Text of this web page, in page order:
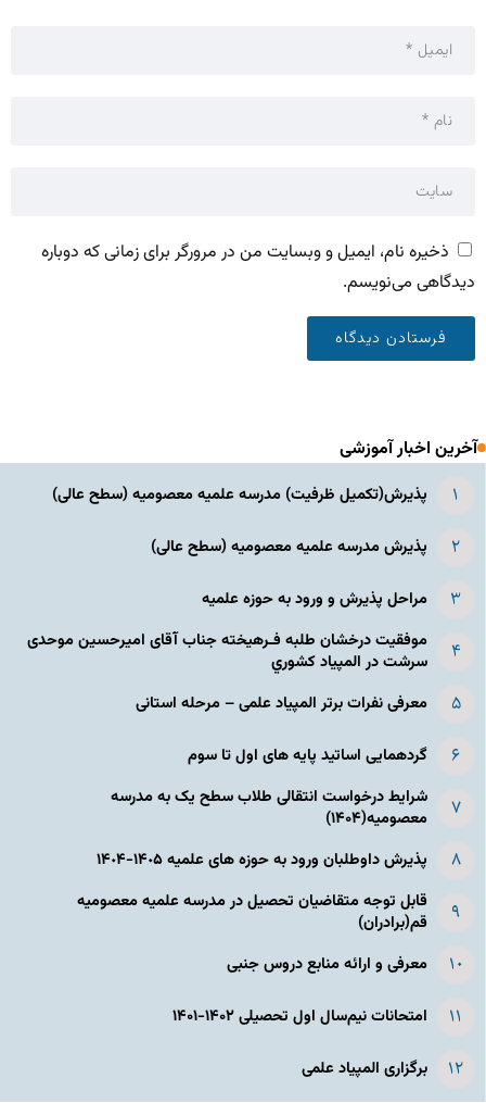
ذخیره نام، ایمیل و وبسایت من در مرورگر برای زمانی که دوباره
دیدگاهی می‌نویسم.
آخرین اخبار آموزشی
پذیرش(تکمیل ظرفیت) مدرسه علمیه معصومیه‌ (سطح عالی)
پذیرش مدرسه علمیه معصومیه‌ (سطح عالی)
مراحل پذیرش و ورود به حوزه علمیه
موفقیت درخشان طلبه فـرهیخته جناب آقای امیرحسین موحدی
سرشت در المپياد كشوري
معرفی نفرات برتر المپیاد علمی – مرحله استانی
گردهمایی اساتید پایه های اول تا سوم
شرایط درخواست انتقالی طلاب سطح یک به مدرسه
معصومیه(۱۴۰۴)
پذیرش داوطلبان ورود به حوزه های علمیه ١۴٠۵-١۴٠۴
قابل توجه متقاضیان تحصیل در مدرسه علمیه معصومیه
قم(برادران)
معرفی و ارائه منابع دروس جنبی
امتحانات نیم‌سال اول تحصیلی ۱۴۰۲-۱۴۰۱
برگزاری المپیاد علمی